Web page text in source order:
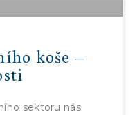
koše –
sektoru nás